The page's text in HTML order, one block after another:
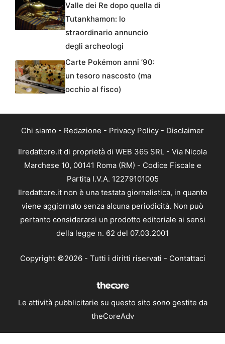
Valle dei Re dopo quella di
Tutankhamon: lo
straordinario annuncio
degli archeologi
Carte Pokémon anni ’90:
un tesoro nascosto (ma
occhio al fisco)
Chi siamo - Redazione - Privacy Policy - Disclaimer
Ilredattore.it di proprietà di WEB 365 SRL - Via Nicola
Marchese 10, 00141 Roma (RM) - Codice Fiscale e
Partita I.V.A. 12279101005
Ilredattore.it non è una testata giornalistica, in quanto
viene aggiornato senza alcuna periodicità. Non può
pertanto considerarsi un prodotto editoriale ai sensi
della legge n. 62 del 07.03.2001
Copyright ©2026 - Tutti i diritti riservati - Contattaci
Le attività pubblicitarie su questo sito sono gestite da
theCoreAdv